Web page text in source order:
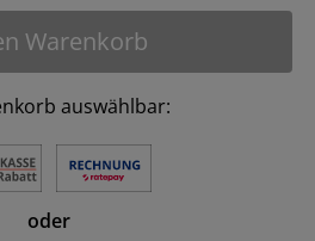
Warenkorb
auswählbar:
oder